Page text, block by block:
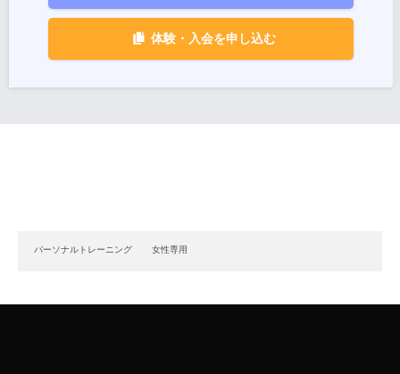
体験・入会を申し込む
パーソナルトレーニング 女性専用